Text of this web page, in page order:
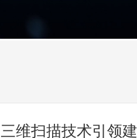
三维扫描技术引领